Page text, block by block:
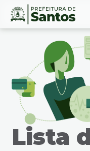
Ir
Conteúdo
Lista